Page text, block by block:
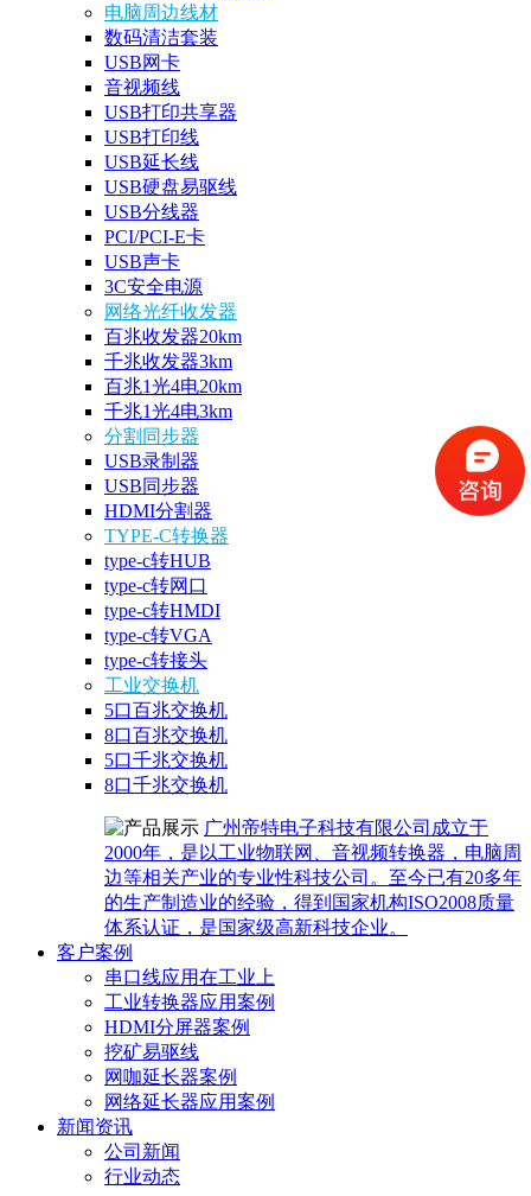
电脑周边线材
数码清洁套装
USB网卡
音视频线
USB打印共享器
USB打印线
USB延长线
USB硬盘易驱线
USB分线器
PCI/PCI-E卡
USB声卡
3C安全电源
网络光纤收发器
百兆收发器20km
千兆收发器3km
百兆1光4电20km
千兆1光4电3km
分割同步器
USB录制器
USB同步器
HDMI分割器
TYPE-C转换器
type-c转HUB
type-c转网口
type-c转HMDI
type-c转VGA
type-c转接头
工业交换机
5口百兆交换机
8口百兆交换机
5口千兆交换机
8口千兆交换机
广州帝特电子科技有限公司成立于
2000年，是以工业物联网、音视频转换器，电脑周
边等相关产业的专业性科技公司。至今已有20多年
的生产制造业的经验，得到国家机构ISO2008质量
体系认证，是国家级高新科技企业。
客户案例
串口线应用在工业上
工业转换器应用案例
HDMI分屏器案例
挖矿易驱线
网咖延长器案例
网络延长器应用案例
新闻资讯
公司新闻
行业动态